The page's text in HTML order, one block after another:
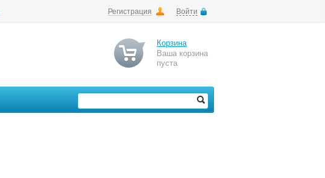
Регистрация Войти
Корзина
Ваша корзина
пуста